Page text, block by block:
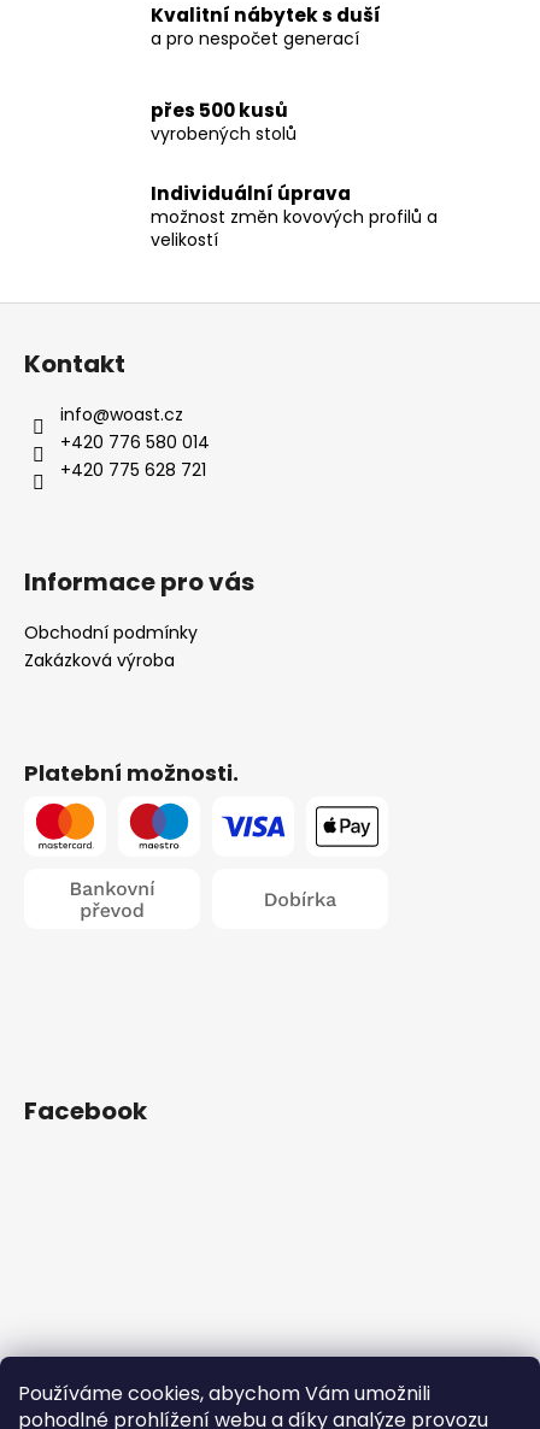
Používáme cookies, abychom Vám umožnili
pohodlné prohlížení webu a díky analýze provozu
Kvalitní nábytek s duší
a pro nespočet generací
přes 500 kusů
vyrobených stolů
Individuální úprava
možnost změn kovových profilů a
velikostí
Z
Kontakt
info@woast.cz
+420 776 580 014
+420 775 628 721
Informace pro vás
Obchodní podmínky
Zakázková výroba
Platební možnosti.
Facebook